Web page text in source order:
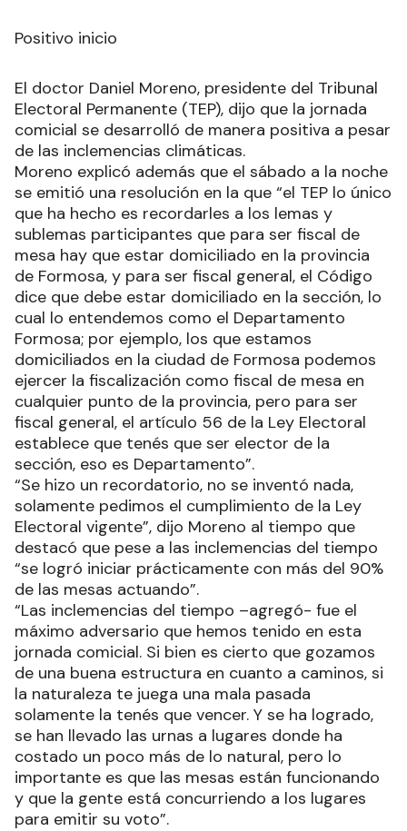
Positivo inicio
El doctor Daniel Moreno, presidente del Tribunal
Electoral Permanente (TEP), dijo que la jornada
comicial se desarrolló de manera positiva a pesar
de las inclemencias climáticas.
Moreno explicó además que el sábado a la noche
se emitió una resolución en la que “el TEP lo único
que ha hecho es recordarles a los lemas y
sublemas participantes que para ser fiscal de
mesa hay que estar domiciliado en la provincia
de Formosa, y para ser fiscal general, el Código
dice que debe estar domiciliado en la sección, lo
cual lo entendemos como el Departamento
Formosa; por ejemplo, los que estamos
domiciliados en la ciudad de Formosa podemos
ejercer la fiscalización como fiscal de mesa en
cualquier punto de la provincia, pero para ser
fiscal general, el artículo 56 de la Ley Electoral
establece que tenés que ser elector de la
sección, eso es Departamento”.
“Se hizo un recordatorio, no se inventó nada,
solamente pedimos el cumplimiento de la Ley
Electoral vigente”, dijo Moreno al tiempo que
destacó que pese a las inclemencias del tiempo
“se logró iniciar prácticamente con más del 90%
de las mesas actuando”.
“Las inclemencias del tiempo –agregó- fue el
máximo adversario que hemos tenido en esta
jornada comicial. Si bien es cierto que gozamos
de una buena estructura en cuanto a caminos, si
la naturaleza te juega una mala pasada
solamente la tenés que vencer. Y se ha logrado,
se han llevado las urnas a lugares donde ha
costado un poco más de lo natural, pero lo
importante es que las mesas están funcionando
y que la gente está concurriendo a los lugares
para emitir su voto”.